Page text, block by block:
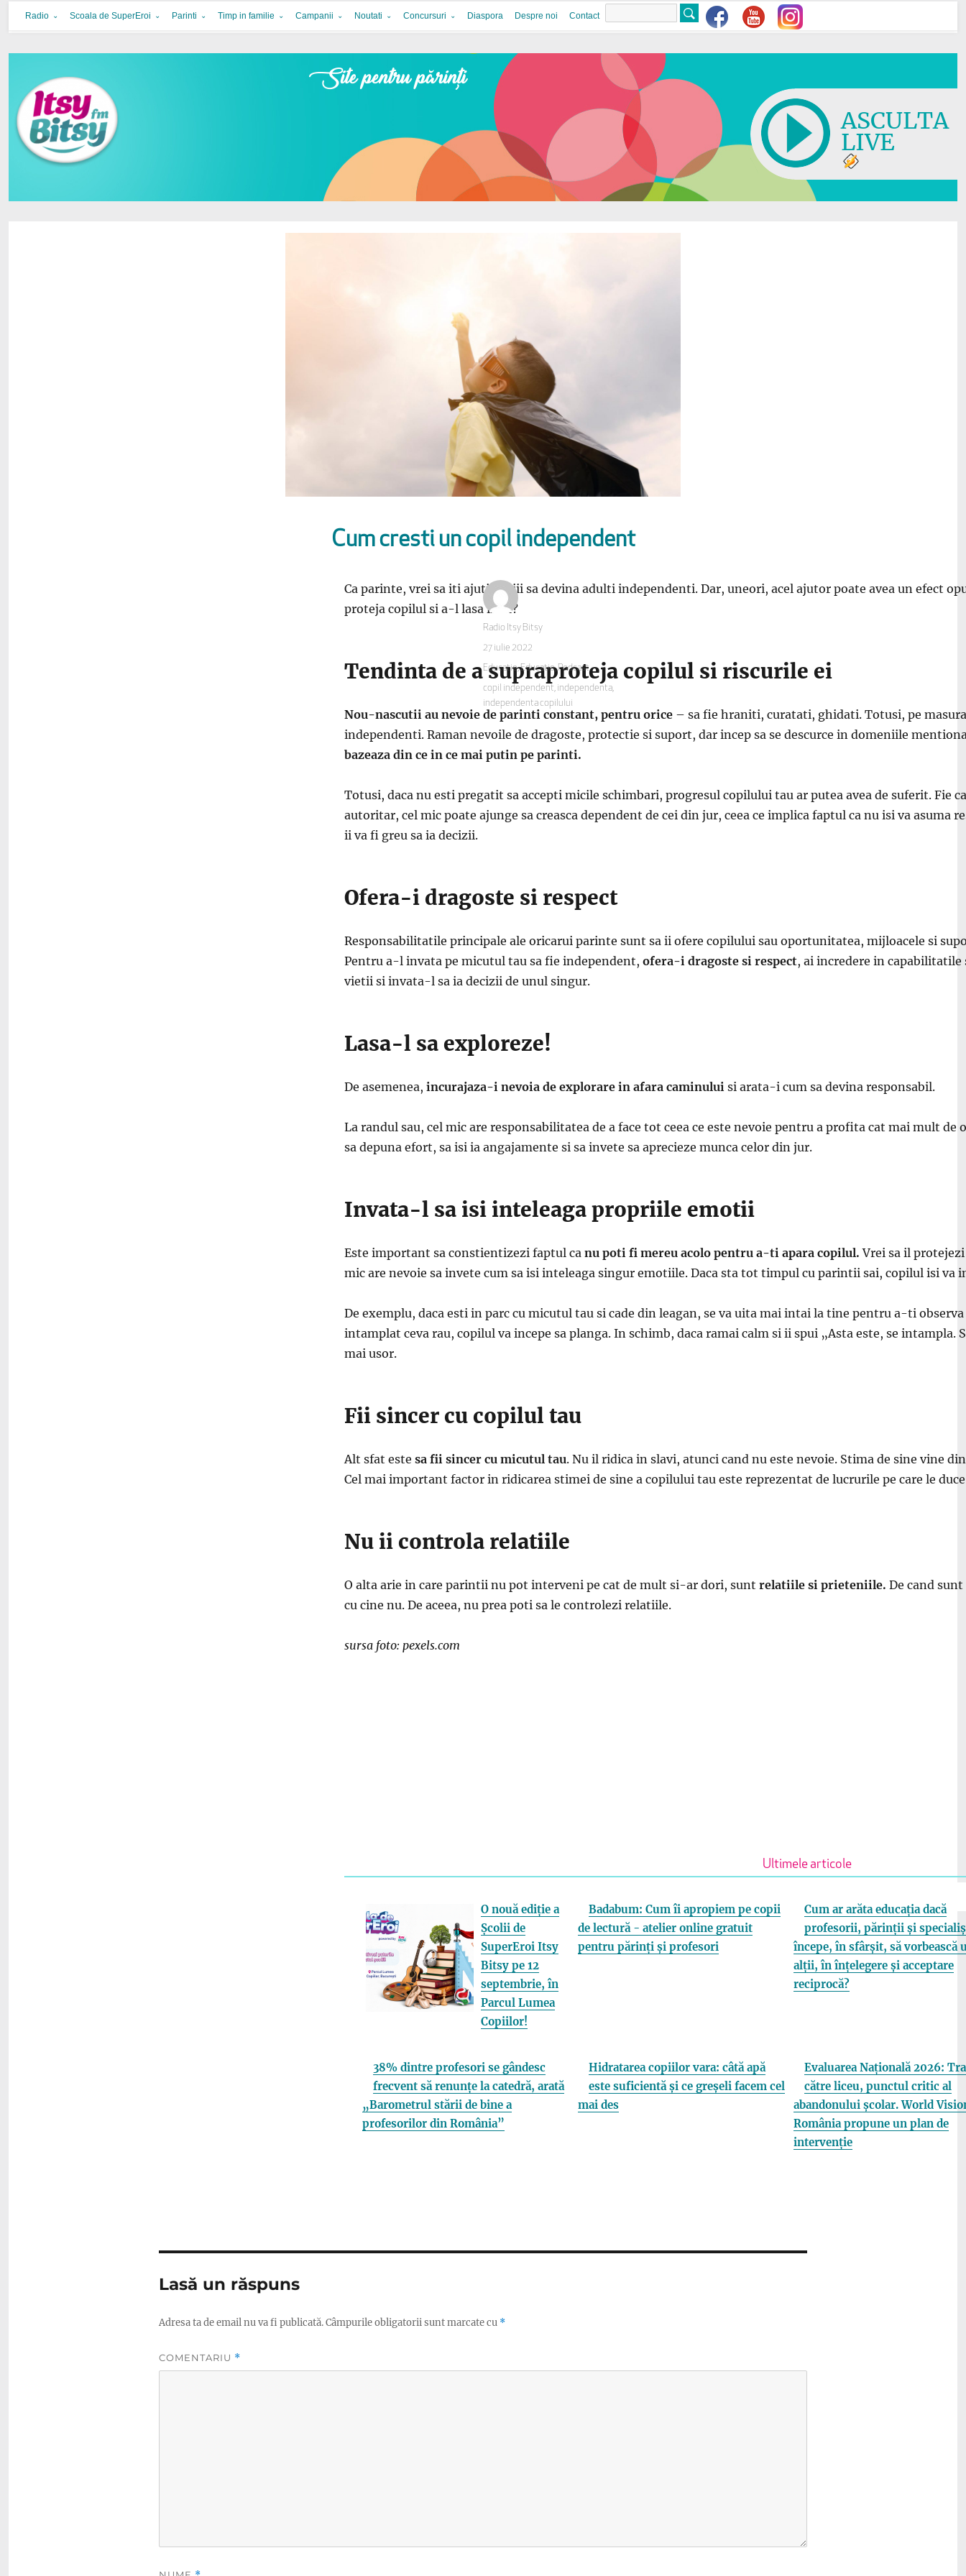
Itsy Bitsy
bucurie in familie
Radio Scoala de SuperEroi Parinti Timp in familie Campanii Noutati Concursuri Diaspora Despre noi Contact
ASCULTA
LIVE
Cum cresti un copil independent
Ca parinte, vrei sa iti ajuti copiii sa devina adulti independenti. Dar, uneori, acel ajutor poate avea un efect
proteja copilul si a-l lasa liber?
Tendinta de a supraproteja copilul si riscurile ei
Nou-nascutii au nevoie de parinti constant, pentru orice– sa fie hraniti, curatati, ghidati. Totusi, pe
independenti. Raman nevoile de dragoste, protectie si suport, dar incep sa se descurce in domeniile
bazeaza din ce in ce mai putin pe parinti.
Totusi, daca nu esti pregatit sa accepti micile schimbari, progresul copilului tau ar putea avea de suferit. Fie
autoritar, cel mic poate ajunge sa creasca dependent de cei din jur, ceea ce implica faptul ca nu isi va asuma
ii va fi greu sa ia decizii.
Ofera-i dragoste si respect
Responsabilitatile principale ale oricarui parinte sunt sa ii ofere copilului sau oportunitatea, mijloacele si
Pentru a-l invata pe micutul tau sa fie independent, ofera-i dragoste si respect, ai incredere in capabilitatile
vietii si invata-l sa ia decizii de unul singur.
Lasa-l sa exploreze!
De asemenea, incurajaza-i nevoia de explorare in afara caminuluisi arata-i cum sa devina responsabil.
La randul sau, cel mic are responsabilitatea de a face tot ceea ce este nevoie pentru a profita cat mai mult
sa depuna efort, sa isi ia angajamente si sa invete sa aprecieze munca celor din jur.
Invata-l sa isi inteleaga propriile emotii
Este important sa constientizezi faptul ca nu poti fi mereu acolo pentru a-ti apara copilul. Vrei sa il
mic are nevoie sa invete cum sa isi inteleaga singur emotiile. Daca sta tot timpul cu parintii sai, copilul isi
De exemplu, daca esti in parc cu micutul tau si cade din leagan, se va uita mai intai la tine pentru a-ti
intamplat ceva rau, copilul va incepe sa planga. In schimb, daca ramai calm si ii spui „Asta este, se intampla.
mai usor.
Fii sincer cu copilul tau
Alt sfat este sa fii sincer cu micutul tau. Nu il ridica in slavi, atunci cand nu este nevoie. Stima de sine vine
Cel mai important factor in ridicarea stimei de sine a copilului tau este reprezentat de lucrurile pe care le
Nu ii controla relatiile
O alta arie in care parintii nu pot interveni pe cat de mult si-ar dori, sunt relatiile si prieteniile. De cand
cu cine nu. De aceea, nu prea poti sa le controlezi relatiile.
sursa foto: pexels.com
Ultimele articole
O nouă ediție a
Școlii de
SuperEroi Itsy
Bitsy pe 12
septembrie, în
Parcul Lumea
Copiilor!
Badabum: Cum îi apropiem pe copii
de lectură - atelier online gratuit
pentru părinți și profesori
Cum ar arăta educația dacă
profesorii, părinții și
începe, în sfârșit, să vorbească
alții, în înțelegere și acceptare
reciprocă?
38% dintre profesori se gândesc
frecvent să renunțe la catedră, arată
„Barometrul stării de bine a
profesorilor din România”
Hidratarea copiilor vara: câtă apă
este suficientă și ce greșeli facem cel
mai des
Evaluarea Națională 2026:
către liceu, punctul critic al
abandonului școlar. World
România propune un plan de
intervenție
Autor
Radio Itsy Bitsy
Publicat
pe
27 iulie 2022
Categorii
Educatie,Educatie,Podcast
Etichete
copil independent, independenta,
independenta copilului
Lasă un răspuns
Adresa ta de email nu va fi publicată.Câmpurile obligatorii sunt marcate cu *
COMENTARIU *